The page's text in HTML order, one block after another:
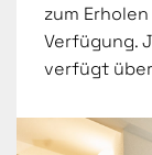
zum
Verfügung.
verfügt